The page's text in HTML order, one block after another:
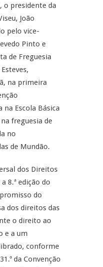
o presidente da
João
pelo vice-
Pinto e
de Freguesia
na primeira
Escola Básica
freguesia de
no
de Mundão.
dos Direitos
8.ª edição do
do
dos direitos das
o direito ao
e a um
conforme
da Convenção